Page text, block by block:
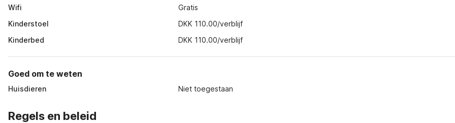
Wifi
Gratis
Kinderstoel
DKK 110.00/verblijf
Kinderbed
DKK 110.00/verblijf
Goed om te weten
Huisdieren Niet toegestaan
Regels en beleid